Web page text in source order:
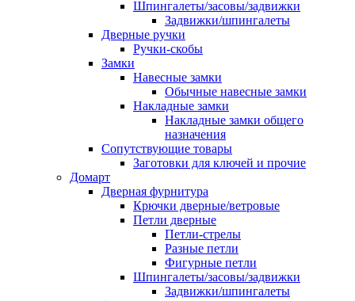
Шпингалеты/засовы/задвижки
Задвижки/шпингалеты
Дверные ручки
Ручки-скобы
Замки
Навесные замки
Обычные навесные замки
Накладные замки
Накладные замки общего
назначения
Сопутствующие товары
Заготовки для ключей и прочие
Домарт
Дверная фурнитура
Крючки дверные/ветровые
Петли дверные
Петли-стрелы
Разные петли
Фигурные петли
Шпингалеты/засовы/задвижки
Задвижки/шпингалеты